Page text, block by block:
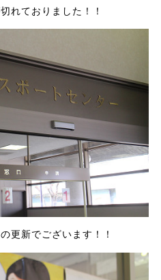
れておりました！！
更新でございます！！